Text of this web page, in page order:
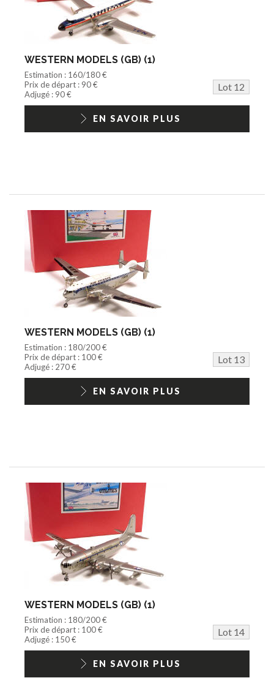
WESTERN MODELS (GB) (1)
Estimation : 160/180 €
Prix de départ : 90 €
Lot 12
Adjugé : 90 €
EN SAVOIR PLUS
WESTERN MODELS (GB) (1)
Estimation : 180/200 €
Prix de départ : 100 €
Lot 13
Adjugé : 270 €
EN SAVOIR PLUS
WESTERN MODELS (GB) (1)
Estimation : 180/200 €
Prix de départ : 100 €
Lot 14
Adjugé : 150 €
EN SAVOIR PLUS